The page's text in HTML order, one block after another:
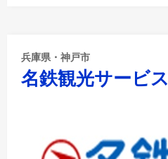
兵庫県・神戸市
名鉄観光サービス